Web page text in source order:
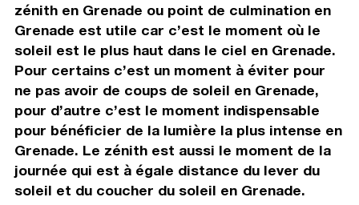
zénith en Grenade ou point de culmination en
Grenade est utile car c’est le moment où le
soleil est le plus haut dans le ciel en Grenade.
Pour certains c’est un moment à éviter pour
ne pas avoir de coups de soleil en Grenade,
pour d’autre c’est le moment indispensable
pour bénéficier de la lumière la plus intense en
Grenade. Le zénith est aussi le moment de la
journée qui est à égale distance du lever du
soleil et du coucher du soleil en Grenade.